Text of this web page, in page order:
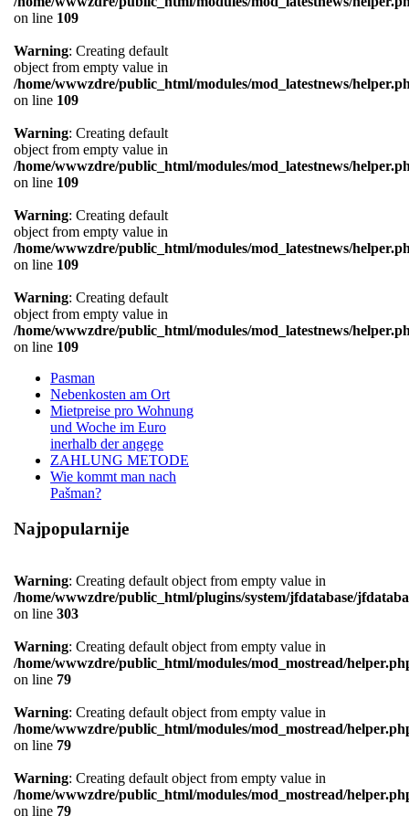
on line 109
Warning: Creating default
object from empty value in
/home/wwwzdre/public_html/modules/mod_latestnews/
on line 109
Warning: Creating default
object from empty value in
/home/wwwzdre/public_html/modules/mod_latestnews/
on line 109
Warning: Creating default
object from empty value in
/home/wwwzdre/public_html/modules/mod_latestnews/
on line 109
Warning: Creating default
object from empty value in
/home/wwwzdre/public_html/modules/mod_latestnews/
on line 109
Pasman
Nebenkosten am Ort
Mietpreise pro Wohnung
und Woche im Euro
inerhalb der angege
ZAHLUNG METODE
Wie kommt man nach
Pašman?
Najpopularnije
Warning: Creating default object from empty value in
/home/wwwzdre/public_html/plugins/system/jfdatabase/
on line 303
Warning: Creating default object from empty value in
/home/wwwzdre/public_html/modules/mod_mostread/
on line 79
Warning: Creating default object from empty value in
/home/wwwzdre/public_html/modules/mod_mostread/
on line 79
Warning: Creating default object from empty value in
/home/wwwzdre/public_html/modules/mod_mostread/
on line 79